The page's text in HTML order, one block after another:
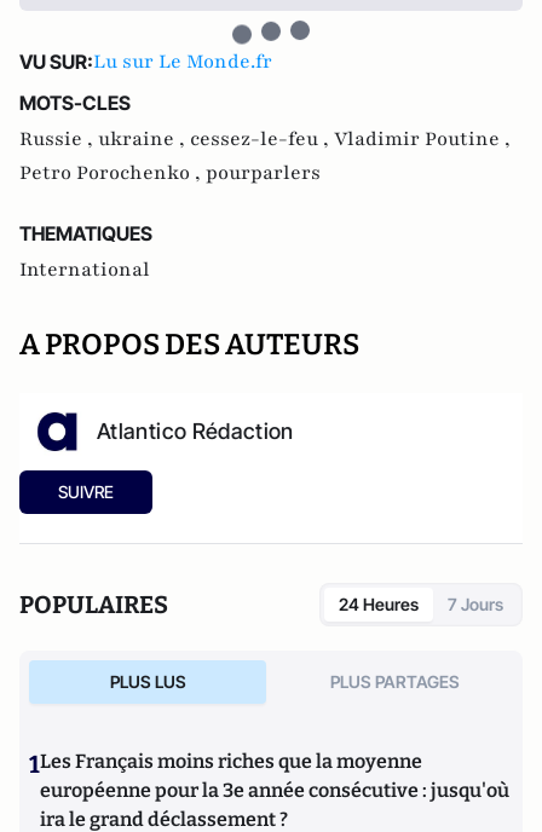
VU SUR:Lu sur Le Monde.fr
MOTS-CLES
Russie , ukraine , cessez-le-feu , Vladimir Poutine ,
Petro Porochenko , pourparlers
THEMATIQUES
International
A PROPOS DES AUTEURS
Atlantico Rédaction
SUIVRE
POPULAIRES 24 Heures 7 Jours
PLUS LUS PLUS PARTAGES
1Les Français moins riches que la moyenne
européenne pour la 3e année consécutive : jusqu'où
ira le grand déclassement ?